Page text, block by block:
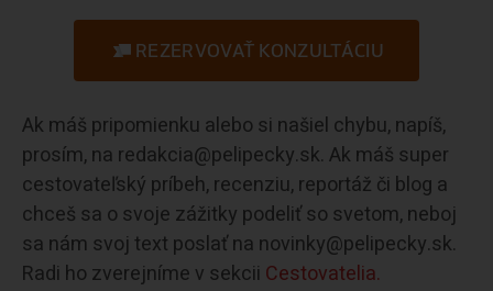
REZERVOVAŤ KONZULTÁCIU
Ak máš pripomienku alebo si našiel chybu, napíš,
prosím, na redakcia@pelipecky.sk. Ak máš super
cestovateľský príbeh, recenziu, reportáž či blog a
chceš sa o svoje zážitky podeliť so svetom, neboj
sa nám svoj text poslať na novinky@pelipecky.sk.
Radi ho zverejníme v sekcii Cestovatelia.